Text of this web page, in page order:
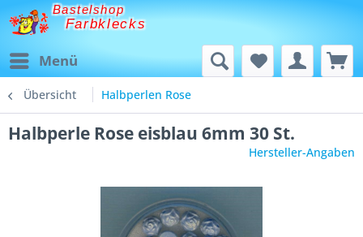
Bastelshop
Farbklecks
Menü
Übersicht Halbperlen Rose
Halbperle Rose eisblau 6mm 30 St.
Hersteller-Angaben